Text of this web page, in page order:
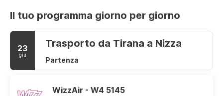
Il tuo programma giorno per giorno
23
giu
Trasporto da Tirana a Nizza
Partenza
WizzAir - W4 5145